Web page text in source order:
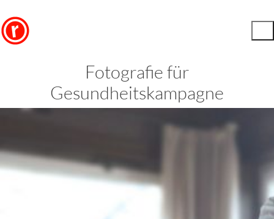
Fotografie für
Gesundheitskampagne